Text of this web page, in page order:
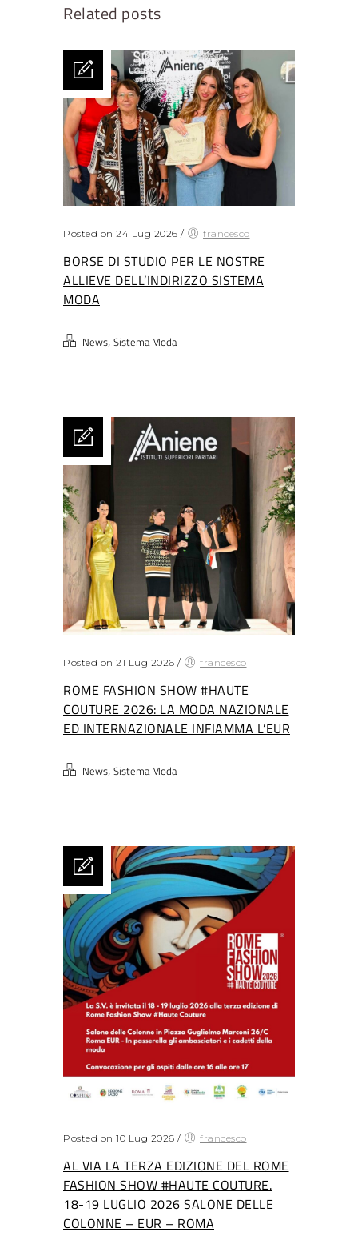
Related posts
Posted on 24 Lug 2026 / francesco
BORSE DI STUDIO PER LE NOSTRE
ALLIEVE DELL’INDIRIZZO SISTEMA
MODA
News, Sistema Moda
Posted on 21 Lug 2026 / francesco
ROME FASHION SHOW #HAUTE
COUTURE 2026: LA MODA NAZIONALE
ED INTERNAZIONALE INFIAMMA L’EUR
News, Sistema Moda
Posted on 10 Lug 2026 / francesco
AL VIA LA TERZA EDIZIONE DEL ROME
FASHION SHOW #HAUTE COUTURE.
18-19 LUGLIO 2026 SALONE DELLE
COLONNE – EUR – ROMA